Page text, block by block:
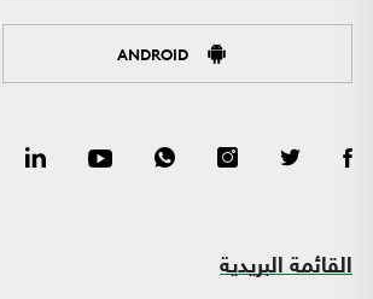
ANDROID
القائمة البريدية